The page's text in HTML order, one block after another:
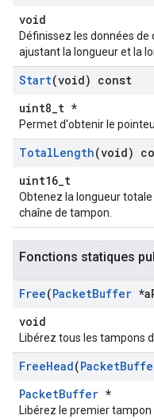
void
Définissez les données
ajustant la longueur et la
Start(void) const
uint8_t *
Permet d'obtenir le
TotalLength(void)
uint16_t
Obtenez la longueur
chaîne de tampon.
Fonctions statiques
Free(PacketBuffer *a
void
Libérez tous les tampons
FreeHead(Packet
PacketBuffer *
Libérez le premier